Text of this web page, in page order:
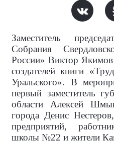
Заместитель
Собрания
России» Виктор Якимов
создателей книги
Уральского». В
первый заместитель
области Алексей
города Денис
предприятий,
школы №22 и жители